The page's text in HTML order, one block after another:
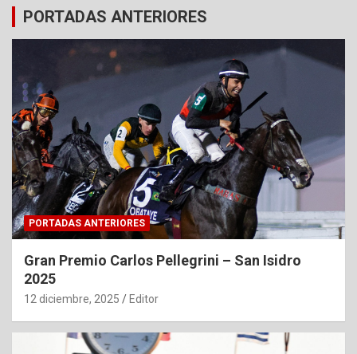
PORTADAS ANTERIORES
PORTADAS ANTERIORES
Gran Premio Carlos Pellegrini – San Isidro
2025
12 diciembre, 2025 Editor